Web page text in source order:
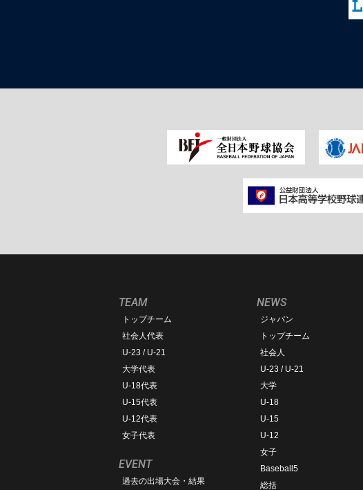
TEAM
トップチーム
社会人代表
U-23 / U-21
大学代表
U-18代表
U-15代表
U-12代表
女子代表
EVENT
過去の出場大会・結果
NEWS
ジャパン
トップチーム
社会人
U-23 / U-21
大学
U-18
U-15
U-12
女子
Baseball5
総括